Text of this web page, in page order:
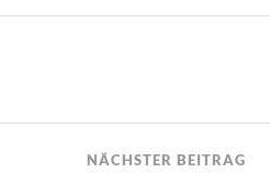
NÄCHSTER BEITRAG